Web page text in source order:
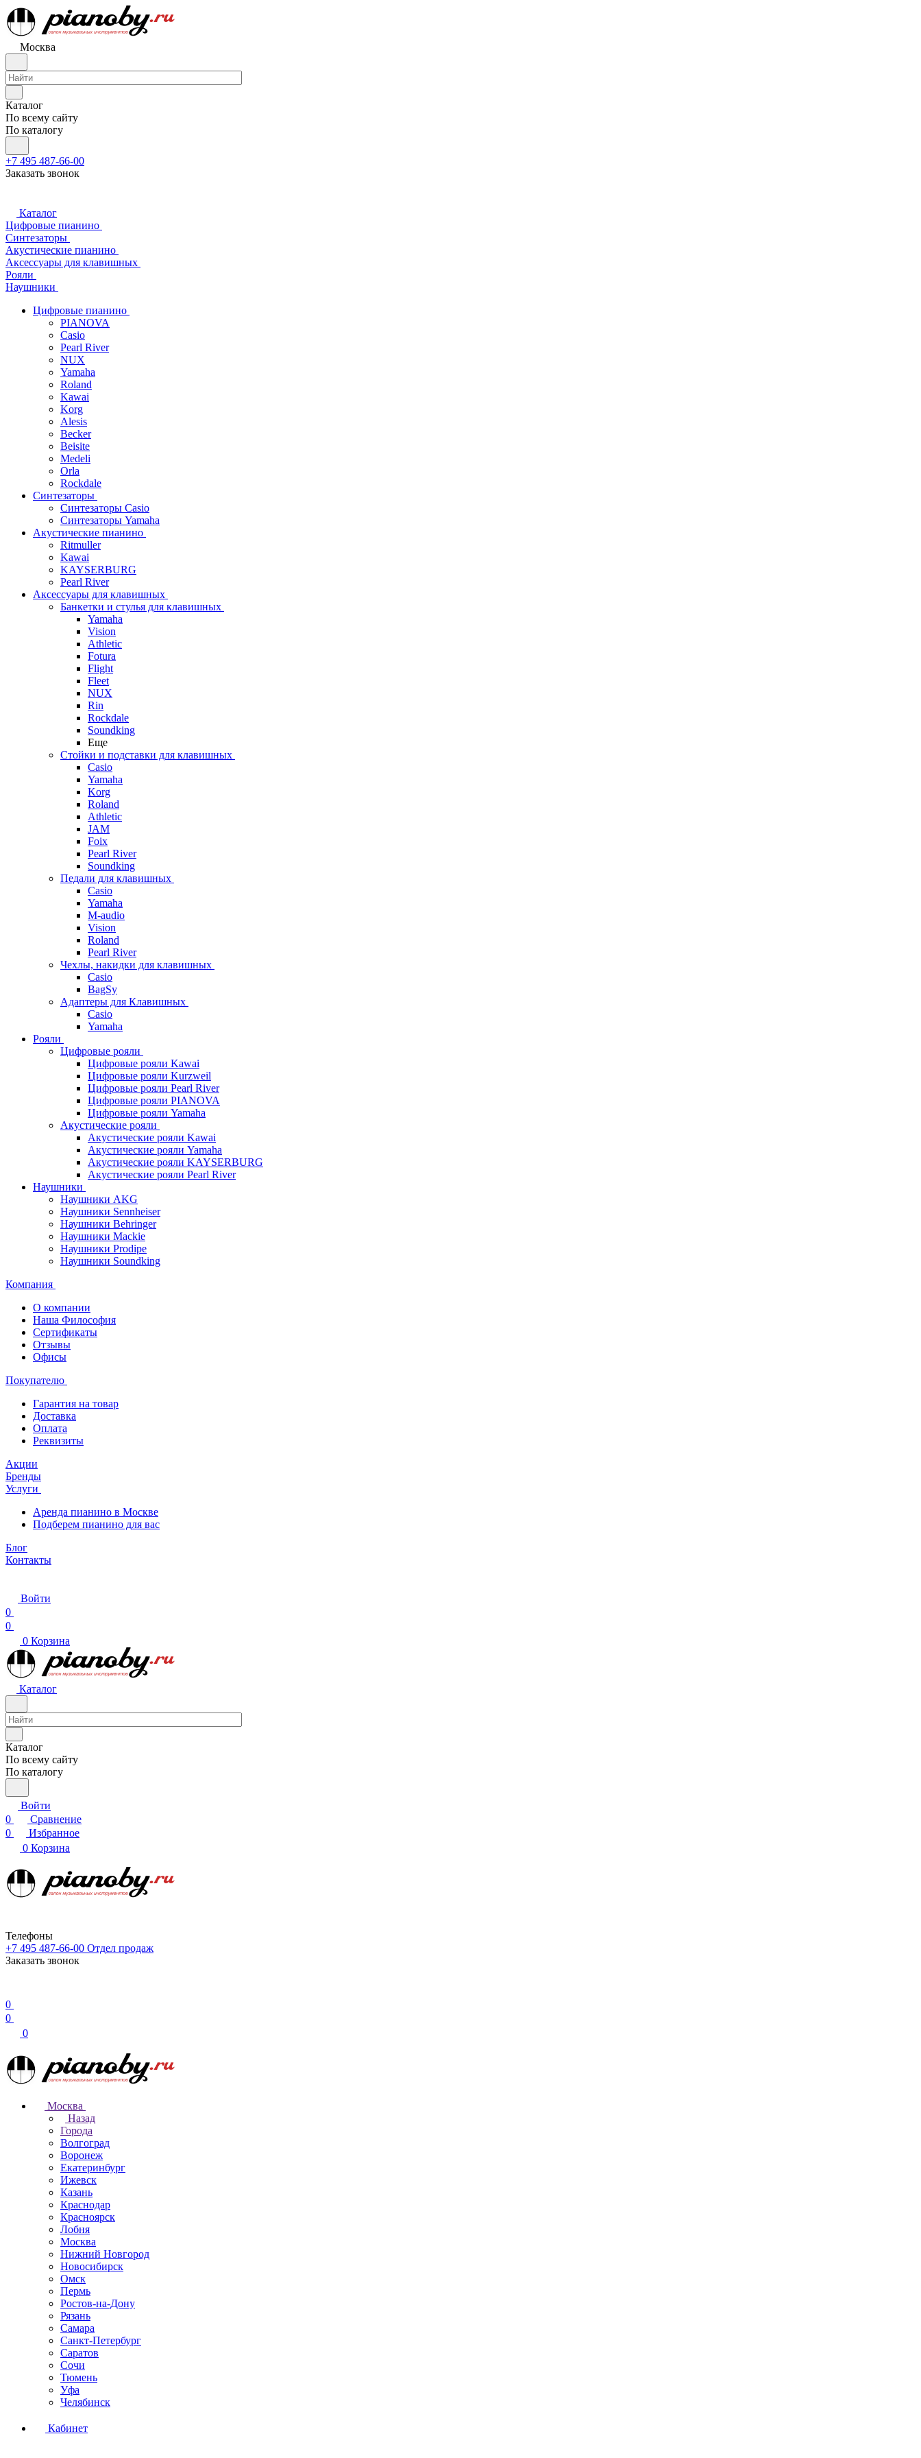
Москва
Каталог
По всему сайту
По каталогу
+7 495 487-66-00
Заказать звонок
Каталог
Цифровые пианино
Синтезаторы
Акустические пианино
Аксессуары для клавишных
Рояли
Наушники
Цифровые пианино
PIANOVA
Casio
Pearl River
NUX
Yamaha
Roland
Kawai
Korg
Alesis
Becker
Beisite
Medeli
Orla
Rockdale
Синтезаторы
Синтезаторы Casio
Синтезаторы Yamaha
Акустические пианино
Ritmuller
Kawai
KAYSERBURG
Pearl River
Аксессуары для клавишных
Банкетки и стулья для клавишных
Yamaha
Vision
Athletic
Fotura
Flight
Fleet
NUX
Rin
Rockdale
Soundking
Еще
Стойки и подставки для клавишных
Casio
Yamaha
Korg
Roland
Athletic
JAM
Foix
Pearl River
Soundking
Педали для клавишных
Casio
Yamaha
M-audio
Vision
Roland
Pearl River
Чехлы, накидки для клавишных
Casio
BagSy
Адаптеры для Клавишных
Casio
Yamaha
Рояли
Цифровые рояли
Цифровые рояли Kawai
Цифровые рояли Kurzweil
Цифровые рояли Pearl River
Цифровые рояли PIANOVA
Цифровые рояли Yamaha
Акустические рояли
Акустические рояли Kawai
Акустические рояли Yamaha
Акустические рояли KAYSERBURG
Акустические рояли Pearl River
Наушники
Наушники AKG
Наушники Sennheiser
Наушники Behringer
Наушники Mackie
Наушники Prodipe
Наушники Soundking
Компания
О компании
Наша Философия
Сертификаты
Отзывы
Офисы
Покупателю
Гарантия на товар
Доставка
Оплата
Реквизиты
Акции
Бренды
Услуги
Аренда пианино в Москве
Подберем пианино для вас
Блог
Контакты
Войти
0
0
0 Корзина
Каталог
Каталог
По всему сайту
По каталогу
Войти
0
Сравнение
0
Избранное
0 Корзина
Телефоны
+7 495 487-66-00 Отдел продаж
Заказать звонок
0
0
0
Москва
Назад
Города
Волгоград
Воронеж
Екатеринбург
Ижевск
Казань
Краснодар
Красноярск
Лобня
Москва
Нижний Новгород
Новосибирск
Омск
Пермь
Ростов-на-Дону
Рязань
Самара
Санкт-Петербург
Саратов
Сочи
Тюмень
Уфа
Челябинск
Кабинет